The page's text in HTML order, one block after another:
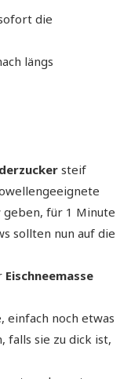
die
längs
steif
geben, für 1 Minute
sollten nun auf die
Eischneemasse
einfach noch etwas
falls sie zu dick ist,